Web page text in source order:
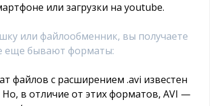
или загрузки на youtube.
или файлообменник, вы получаете
еще бывают форматы:
файлов с расширением .avi известен
в отличие от этих форматов, AVI —